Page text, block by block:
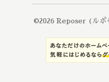
©2026 Reposer (ルポ